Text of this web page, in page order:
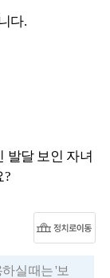
다.
발달 보인 자녀
?
실 때는 '보